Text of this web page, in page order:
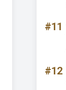
#11
#12